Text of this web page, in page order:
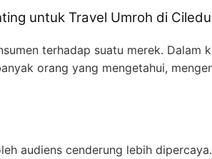
untuk Travel Umroh di
terhadap suatu merek. Dalam
orang yang mengetahui,
audiens cenderung lebih